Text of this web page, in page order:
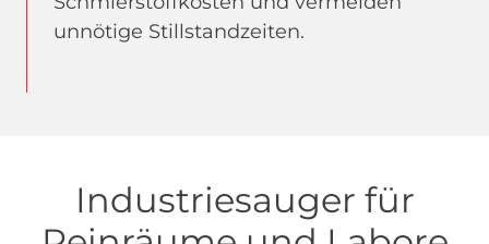
unnötige Stillstandzeiten.
Industriesauger für